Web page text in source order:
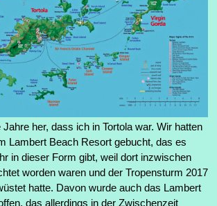
her, dass ich in Tortola war. Wir hatten
Lambert Beach Resort gebucht, das es
in dieser Form gibt, weil dort inzwischen
worden waren und der Tropensturm 2017
hatte. Davon wurde auch das Lambert
das allerdings in der Zwischenzeit